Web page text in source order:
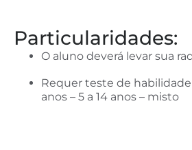
Particularidades:
O aluno deverá levar sua
Requer teste de
anos – 5 a 14 anos – misto